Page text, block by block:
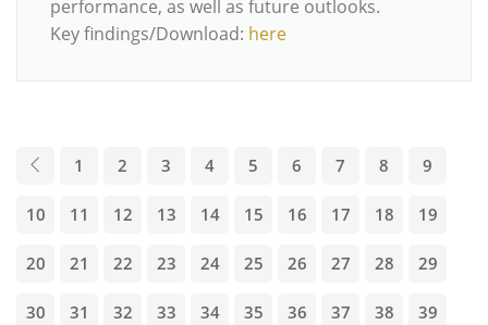
performance, as well as future outlooks.
Key findings/Download: here
1 2 3 4 5 6 7 8 9
10 11 12 13 14 15 16 17 18 19
20 21 22 23 24 25 26 27 28 29
30 31 32 33 34 35 36 37 38 39